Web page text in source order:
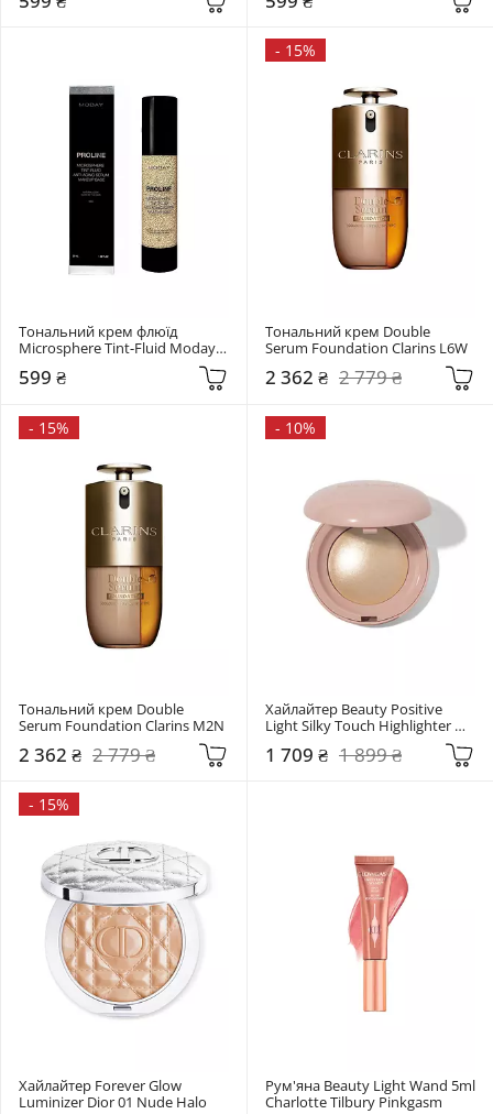
Тональний крем флюїд
Microsphere Tint-Fluid Moday
599 ₴
- 15%
Тональний крем Double
Serum Foundation Clarins L6W
2 362 ₴ 2 779 ₴
- 15%
Тональний крем Double
Serum Foundation Clarins M2N
2 362 ₴ 2 779 ₴
- 10%
Хайлайтер Beauty Positive
Light Silky Touch Highlighter
1 709 ₴ 1 899 ₴
- 15%
Хайлайтер Forever Glow
Luminizer Dior 01 Nude Halo
Рум'яна Beauty Light Wand 5ml
Charlotte Tilbury Pinkgasm